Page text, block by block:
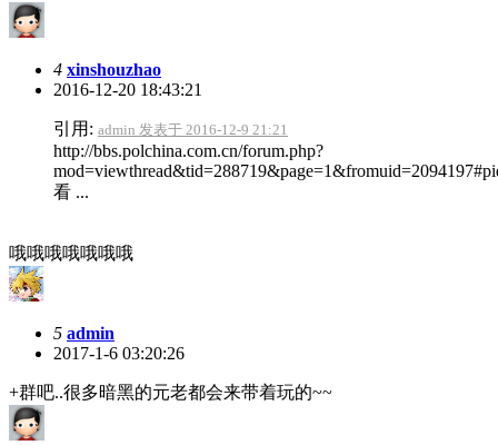
4 xinshouzhao
2016-12-20 18:43:21
引用: admin 发表于 2016-12-9 21:21
http://bbs.polchina.com.cn/forum.php?
看 ...
哦哦哦哦哦哦哦
5 admin
2017-1-6 03:20:26
+群吧..很多暗黑的元老都会来带着玩的~~